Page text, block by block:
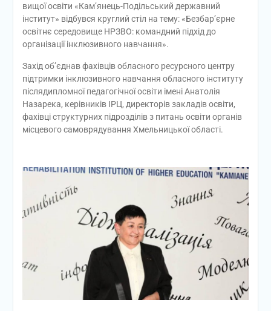
вищої освіти «Кам’янець-Подільський державний
інститут» відбувся круглий стіл на тему: «Безбар’єрне
освітнє середовище НРЗВО: командний підхід до
організації інклюзивного навчання».
Захід об’єднав фахівців обласного ресурсного центру
підтримки інклюзивного навчання обласного інституту
післядипломної педагогічної освіти імені Анатолія
Назарека, керівників ІРЦ, директорів закладів освіти,
фахівці структурних підрозділів з питань освіти органів
місцевого самоврядування Хмельницької області.